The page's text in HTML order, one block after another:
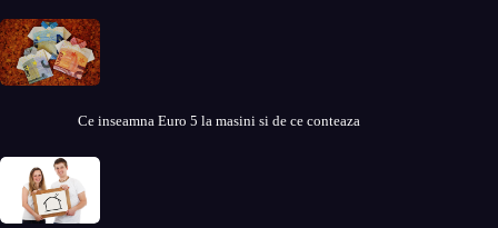
Ce inseamna Euro 5 la masini si de ce conteaza